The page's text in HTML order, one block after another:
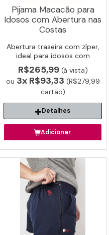
Pijama Macacão para
Idosos com Abertura nas
Costas
Abertura traseira com zíper,
ideal para idosos com
demência.
R$265,99(à vista)
ou 3x R$93,33 (R$279,99
cartão)